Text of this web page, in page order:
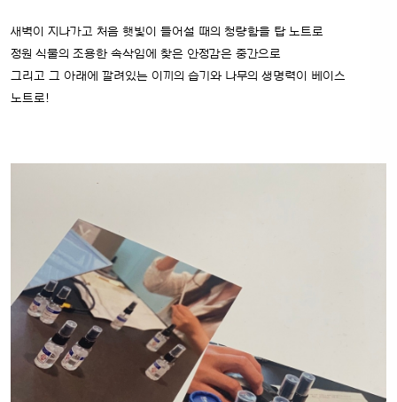
새벽이 지나가고 처음 햇빛이 들어설 때의 청량함을 탑 노트로
정원 식물의 조용한 속삭임에 찾은 안정감은 중간으로
그리고 그 아래에 깔려있는 이끼의 습기와 나무의 생명력이 베이스
노트로!